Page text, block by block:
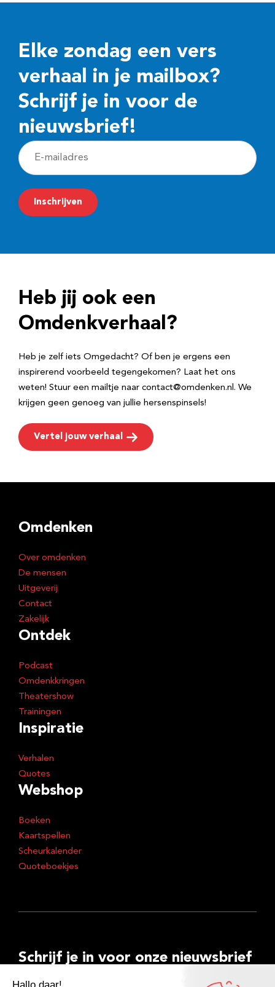
Elke zondag een vers
verhaal in je mailbox?
Schrijf je in voor de
nieuwsbrief!
E
-
m
a
r
e
Inschrijven
Heb jij ook een
Omdenkverhaal?
Heb je zelf iets Omgedacht? Of ben je ergens een
inspirerend voorbeeld tegengekomen? Laat het ons
weten! Stuur een mailtje naar contact@omdenken.nl. We
krijgen geen genoeg van jullie hersenspinsels!
Vertel jouw verhaal
Omdenken
Over omdenken
De mensen
Uitgeverij
Contact
Zakelijk
Ontdek
Podcast
Omdenkkringen
Theatershow
Trainingen
Inspiratie
Verhalen
Quotes
Webshop
Boeken
Kaartspellen
Scheurkalender
Quoteboekjes
Schrijf je in voor onze nieuwsbrief